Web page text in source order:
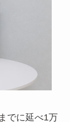
でに延べ1万